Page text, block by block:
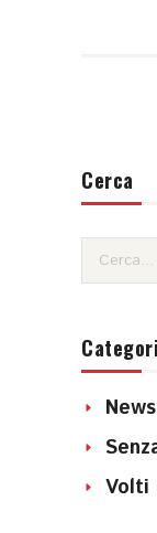
Cerca
News
Volti